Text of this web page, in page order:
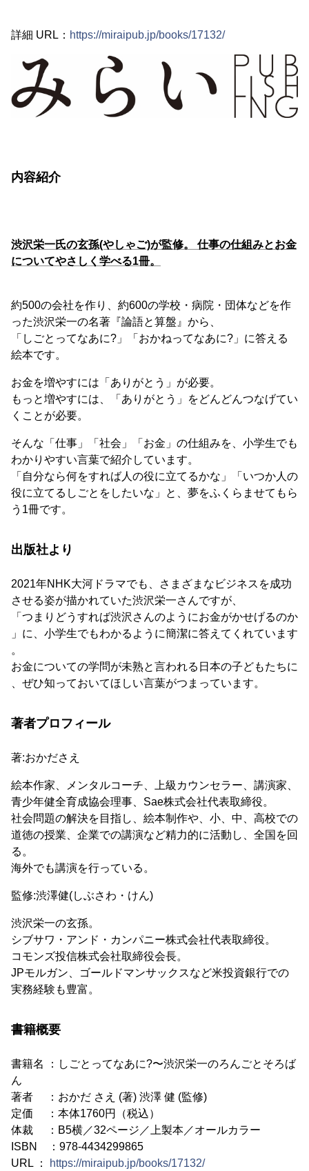
詳細 URL： https://miraipub.jp/books/17132/
内容紹介
渋沢栄一氏の玄孫(やしゃご)が監修。 仕事の仕組みとお金
についてやさしく学べる1冊。
約500の会社を作り、約600の学校・病院・団体などを作
った渋沢栄一の名著『論語と算盤』から、
「しごとってなあに?」「おかねってなあに?」に答える
絵本です。
お金を増やすには「ありがとう」が必要。
もっと増やすには、「ありがとう」をどんどんつなげてい
くことが必要。
そんな「仕事」「社会」「お金」の仕組みを、小学生でも
わかりやすい言葉で紹介しています。
「自分なら何をすれば人の役に立てるかな」「いつか人の
役に立てるしごとをしたいな」と、夢をふくらませてもら
う1冊です。
出版社より
2021年NHK大河ドラマでも、さまざまなビジネスを成功
させる姿が描かれていた渋沢栄一さんですが、
「つまりどうすれば渋沢さんのようにお金がかせげるのか
」に、小学生でもわかるように簡潔に答えてくれています
。
お金についての学問が未熟と言われる日本の子どもたちに
、ぜひ知っておいてほしい言葉がつまっています。
著者プロフィール
著:おかださえ
絵本作家、メンタルコーチ、上級カウンセラー、講演家、
青少年健全育成協会理事、Sae株式会社代表取締役。
社会問題の解決を目指し、絵本制作や、小、中、高校での
道徳の授業、企業での講演など精力的に活動し、全国を回
る。
海外でも講演を行っている。
監修:渋澤健(しぶさわ・けん)
渋沢栄一の玄孫。
シブサワ・アンド・カンパニー株式会社代表取締役。
コモンズ投信株式会社取締役会長。
JPモルガン、ゴールドマンサックスなど米投資銀行での
実務経験も豊富。
書籍概要
書籍名 ：しごとってなあに?〜渋沢栄一のろんごとそろば
ん
著者 ：おかだ さえ (著) 渋澤 健 (監修)
定価 ：本体1760円（税込）
体裁 ：B5横／32ページ／上製本／オールカラー
ISBN ：978-4434299865
URL ：
https://miraipub.jp/books/17132/